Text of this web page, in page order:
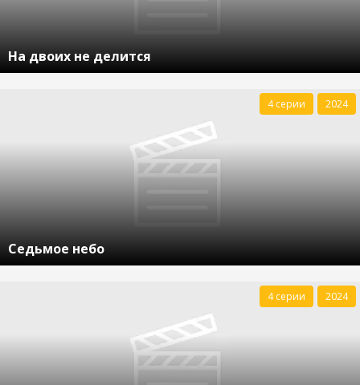
На двоих не делится
Седьмое небо
4 серии 2024
4 серии 2024